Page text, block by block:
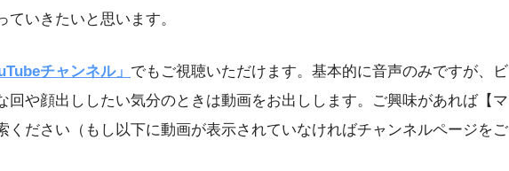
ていきたいと思います。
チャンネル」 でもご視聴いただけます。基本的に音声のみですが、ビ
回や顔出ししたい気分のときは動画をお出しします。ご興味があれば【マ
ください（もし以下に動画が表示されていなければチャンネルページをご